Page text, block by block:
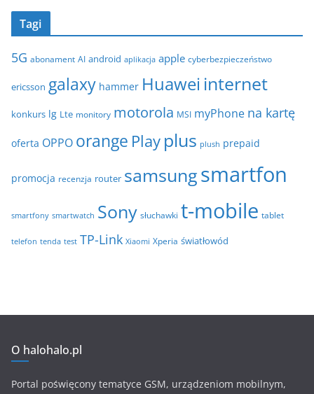
e
c
w
Tagi
5G abonament AI android aplikacja apple cyberbezpieczeństwo
ericsson galaxy hammer Huawei internet
konkurs lg Lte monitory motorola MSI myPhone na kartę
oferta OPPO orange Play plus plush prepaid
promocja recenzja router samsungsmartfon
smartfony smartwatch Sony słuchawki t-mobile tablet
telefon tenda test TP-Link Xiaomi Xperia światłowód
O halohalo.pl
Portal poświęcony tematyce GSM, urządzeniom mobilnym,